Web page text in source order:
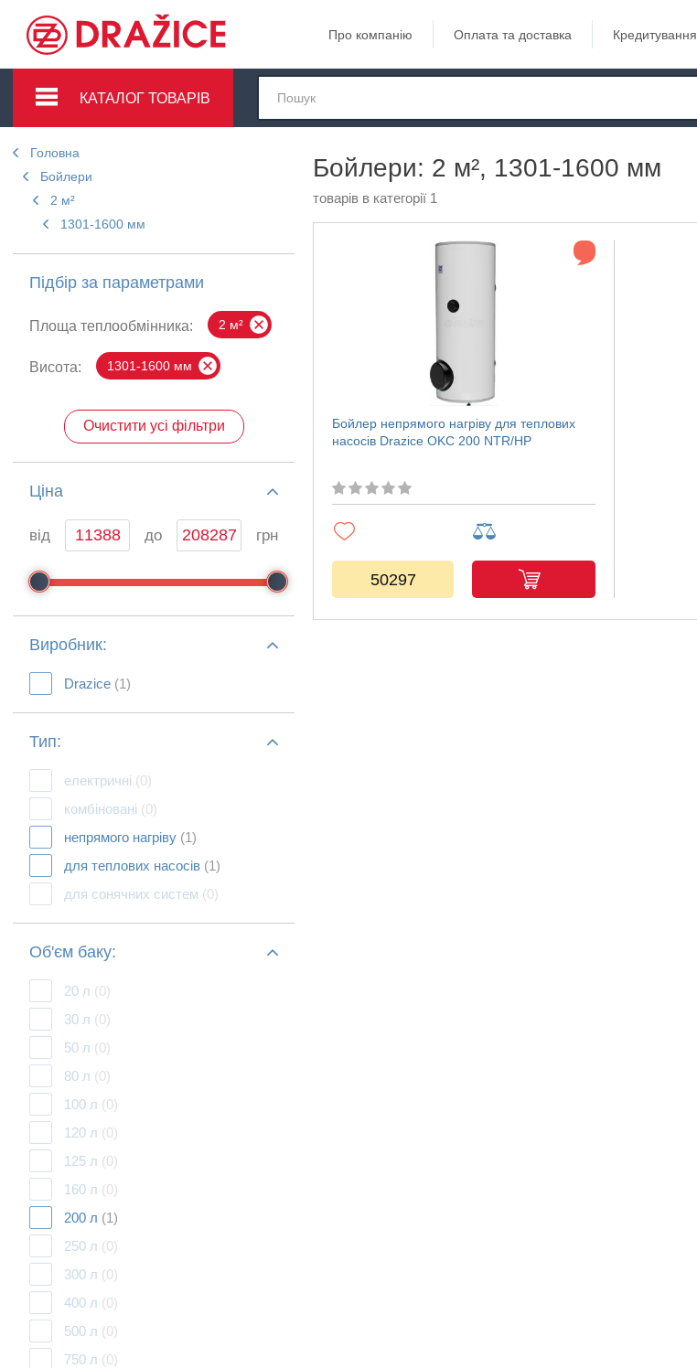
Про компанію Оплата та доставка Кредитування
КАТАЛОГ ТОВАРІВ
Головна
Бойлери
2 м²
1301-1600 мм
Підбір за параметрами
Площа теплообмінника: 2 м²
Висота: 1301-1600 мм
Очистити усі фільтри
Ціна
від до грн
Виробник:
Drazice (1)
Тип:
електричні (0)
комбіновані (0)
непрямого нагріву (1)
для теплових насосів (1)
для сонячних систем (0)
Об'єм баку:
20 л (0)
30 л (0)
50 л (0)
80 л (0)
100 л (0)
120 л (0)
125 л (0)
160 л (0)
200 л (1)
250 л (0)
300 л (0)
400 л (0)
500 л (0)
750 л (0)
Бойлери: 2 м², 1301-1600 мм
товарів в категорії 1
Бойлер непрямого нагріву для теплових
насосів Drazice OKC 200 NTR/HP
50297